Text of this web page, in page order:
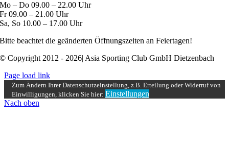
Mo – Do 09.00 – 22.00 Uhr
Fr 09.00 – 21.00 Uhr
Sa, So 10.00 – 17.00 Uhr
Bitte beachtet die geänderten Öffnungszeiten an Feiertagen!
© Copyright 2012 - 2026| Asia Sporting Club GmbH Dietzenbach
Page load link
Zum Ändern Ihrer Datenschutzeinstellung, z.B. Erteilung oder Widerruf von
Einwilligungen, klicken Sie hier: Einstellungen
Nach oben